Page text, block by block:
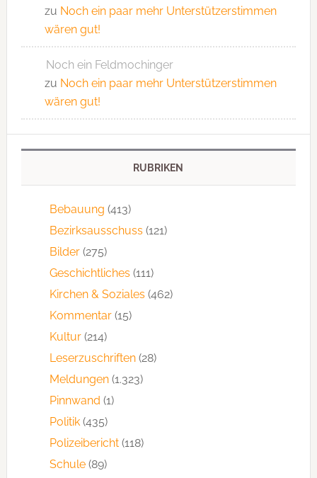
zu Noch ein paar mehr Unterstützerstimmen
wären gut!
Noch ein Feldmochinger
zu Noch ein paar mehr Unterstützerstimmen
wären gut!
RUBRIKEN
Bebauung (413)
Bezirksausschuss (121)
Bilder(275)
Geschichtliches (111)
Kirchen & Soziales (462)
Kommentar(15)
Kultur(214)
Leserzuschriften(28)
Meldungen(1.323)
Pinnwand (1)
Politik(435)
Polizeibericht(118)
Schule(89)